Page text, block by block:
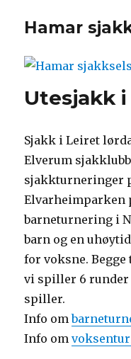
Hamar
Utesjakk i
Sjakk i Leiret
Elverum
sjakkturneringer
Elvarheimparken
barneturnering i
barn og en
for voksne.
vi spiller 6 runder
spiller.
Info om
Info om